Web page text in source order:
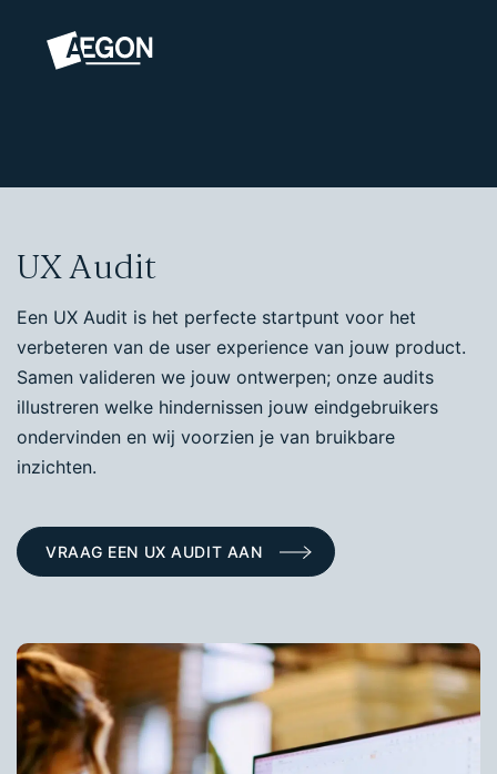
UX Audit
Een UX Audit is het perfecte startpunt voor het
verbeteren van de user experience van jouw product.
Samen valideren we jouw ontwerpen; onze audits
illustreren welke hindernissen jouw eindgebruikers
ondervinden en wij voorzien je van bruikbare
inzichten.
VRAAG EEN UX AUDIT AAN